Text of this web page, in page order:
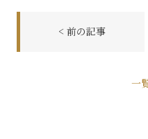
< 前の記事
一